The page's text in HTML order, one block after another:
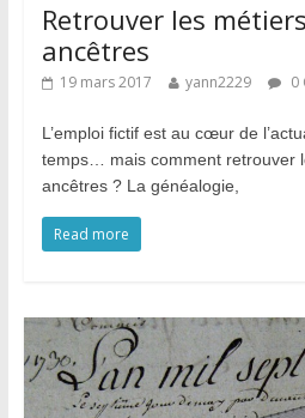
Retrouver les
ancêtres
19 mars 2017 yann2229 0
L’emploi fictif est au cœur de
temps… mais comment retrouver
ancêtres ? La généalogie,
Read more